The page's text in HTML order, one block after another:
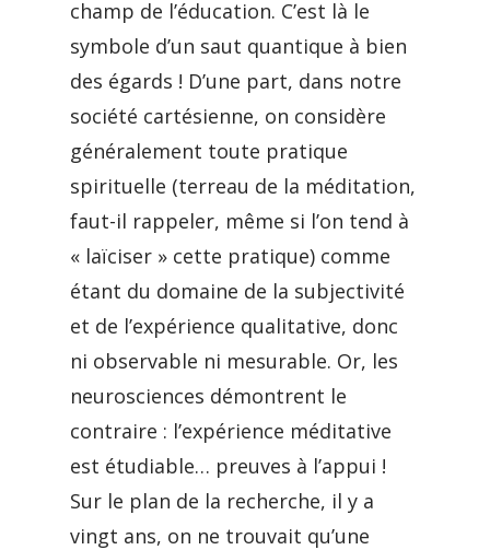
champ de l’éducation. C’est là le
symbole d’un saut quantique à bien
des égards ! D’une part, dans notre
société cartésienne, on considère
généralement toute pratique
spirituelle (terreau de la méditation,
faut-il rappeler, même si l’on tend à
« laïciser » cette pratique) comme
étant du domaine de la subjectivité
et de l’expérience qualitative, donc
ni observable ni mesurable. Or, les
neurosciences démontrent le
contraire : l’expérience méditative
est étudiable… preuves à l’appui !
Sur le plan de la recherche, il y a
vingt ans, on ne trouvait qu’une